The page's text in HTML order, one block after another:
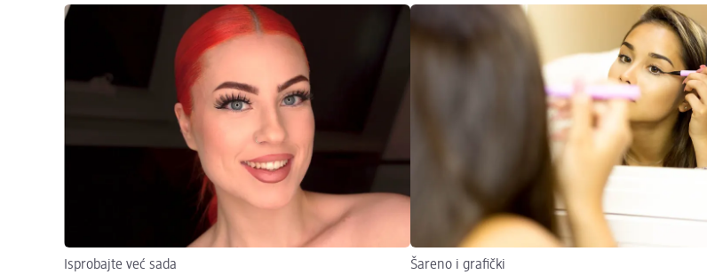
Isprobajte već sada Šareno i grafički